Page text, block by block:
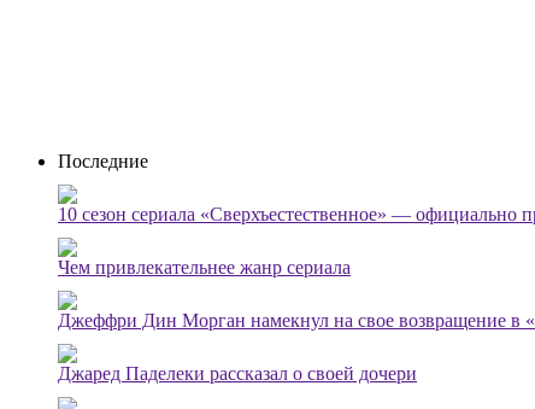
Последние
10 сезон сериала «Сверхъестественное» — официально
Чем привлекательнее жанр сериала
Джеффри Дин Морган намекнул на свое возвращение в
Джаред Паделеки рассказал о своей дочери